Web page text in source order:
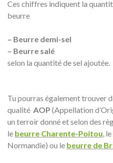
Ces chiffres indiquent la
beurre
– Beurre demi-sel
– Beurre salé
selon la quantité de sel ajoutée.
Tu pourras également trouver
qualité AOP (Appellation
un terroir donné et selon des
le beurre Charente-Poitou , le
Normandie) ou le beurre de